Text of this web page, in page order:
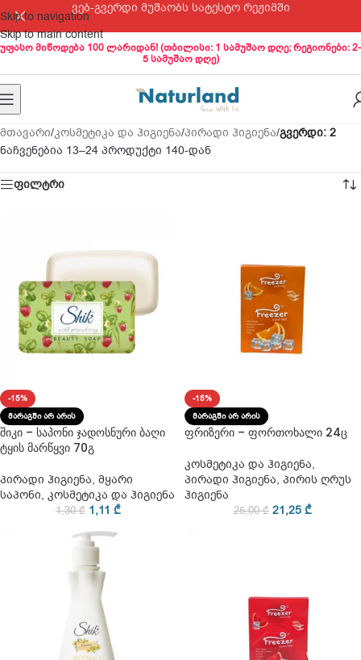
Skip to navigation
Skip to main content
ვებ-გვერდი მუშაობს სატესტო რეჟიმში
უფასო მიწოდება 100 ლარიდან! (თბილისი: 1 სამუშაო დღე; რეგიონები: 2-
5 სამუშაო დღე)
მთავარი/კოსმეტიკა და ჰიგიენა/პირადი ჰიგიენა/გვერდი: 3
ნაჩვენებია 25–36 პროდუქტი 140-დან
ფილტრი
-15%
ᲛᲐᲠᲐᲒᲨᲘ ᲐᲠ ᲐᲠᲘᲡ
შიკი – საპონი ჯადოსნური ბაღი
ტყის მარწყვი 70გ
პირადი ჰიგიენა, მყარი
საპონი, კოსმეტიკა და ჰიგიენა
1,30₾ 1,11 ₾
-15%
ᲛᲐᲠᲐᲒᲨᲘ ᲐᲠ ᲐᲠᲘᲡ
ფრიზერი – ფორთოხალი 24ც
კოსმეტიკა და ჰიგიენა,
პირადი ჰიგიენა, პირის ღრუს
ჰიგიენა
25,00₾ 21,25 ₾